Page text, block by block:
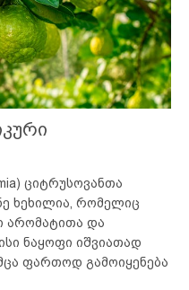
ციტრუსოვანთა
ხეხილია, რომელიც
არომატითა და
ნაყოფი იშვიათად
ფართოდ გამოიყენება